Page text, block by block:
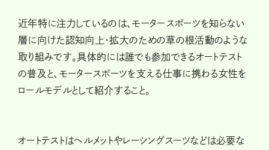
近年特に注力しているのは、モータースポーツを知らない
層に向けた認知向上・拡大のための草の根活動のような
取り組みです。具体的には誰でも参加できるオートテスト
の普及と、モータースポーツを支える仕事に携わる女性を
ロールモデルとして紹介すること。
オートテストはヘルメットやレーシングスーツなどは必要な